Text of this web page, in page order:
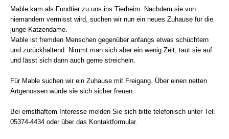
Mable kam als Fundtier zu uns ins Tierheim. Nachdem sie von
niemandem vermisst wird, suchen wir nun ein neues Zuhause für die
junge Katzendame.
Mable ist fremden Menschen gegenüber anfangs etwas schüchtern
und zurückhaltend. Nimmt man sich aber ein wenig Zeit, taut sie auf
und lässt sich dann auch gerne streicheln.
Für Mable suchen wir ein Zuhause mit Freigang. Über einen netten
Artgenossen würde sie sich sicher freuen.
Bei ernsthaftem Interesse melden Sie sich bitte telefonisch unter Tel:
05374-4434 oder über das Kontaktformular.